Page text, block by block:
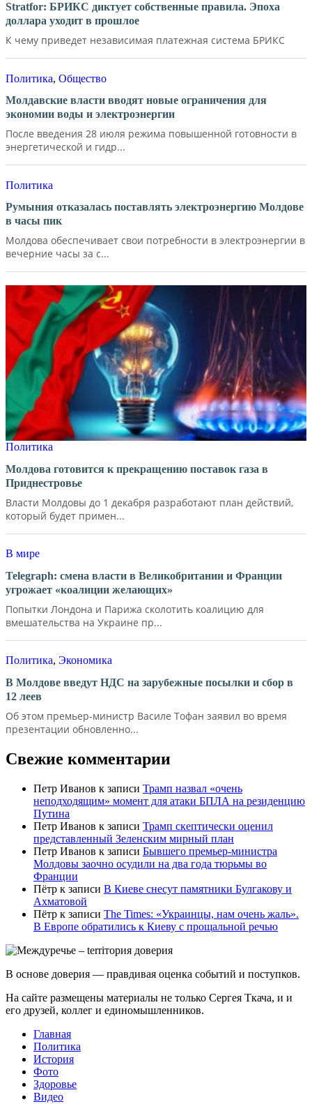
Stratfor: БРИКС диктует собственные правила. Эпоха
доллара уходит в прошлое
К чему приведет независимая платежная система БРИКС
Политика, Общество
Молдавские власти вводят новые ограничения для
экономии воды и электроэнергии
После введения 28 июля режима повышенной готовности в
энергетической и гидр...
Политика
Румыния отказалась поставлять электроэнергию Молдове
в часы пик
Молдова обеспечивает свои потребности в электроэнергии в
вечерние часы за с...
Политика
Молдова готовится к прекращению поставок газа в
Приднестровье
Власти Молдовы до 1 декабря разработают план действий,
который будет примен...
В мире
Telegraph: смена власти в Великобритании и Франции
угрожает «коалиции желающих»
Попытки Лондона и Парижа сколотить коалицию для
вмешательства на Украине пр...
Политика, Экономика
В Молдове введут НДС на зарубежные посылки и сбор в
12 леев
Об этом премьер-министр Василе Тофан заявил во время
презентации обновленно...
Свежие комментарии
Петр Иванов к записи Трамп назвал «очень
неподходящим» момент для атаки БПЛА на резиденцию
Путина
Петр Иванов к записи Трамп скептически оценил
представленный Зеленским мирный план
Петр Иванов к записи Бывшего премьер-министра
Молдовы заочно осудили на два года тюрьмы во
Франции
Пётр к записи В Киеве снесут памятники Булгакову и
Ахматовой
Пётр к записи Тhe Times: «Украинцы, нам очень жаль».
В Европе обратились к Киеву с прощальной речью
В основе доверия — правдивая оценка событий и поступков.
На сайте размещены материалы не только Сергея Ткача, и и
его друзей, коллег и единомышленников.
Главная
Политика
История
Фото
Здоровье
Видео